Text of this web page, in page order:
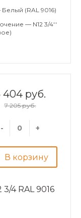
(RAL 9016)
— N12 3/4''
404 руб.
7 205 руб.
- +
В корзину
4 RAL 9016